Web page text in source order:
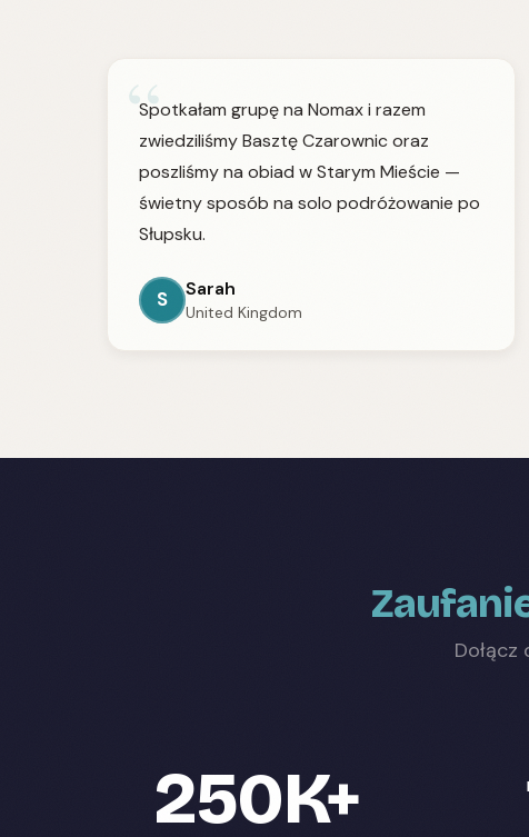
“
Spotkałam grupę na Nomax i razem
zwiedziliśmy Basztę Czarownic oraz
poszliśmy na obiad w Starym Mieście —
świetny sposób na solo podróżowanie po
Słupsku.
S Sarah
United Kingdom
250K+